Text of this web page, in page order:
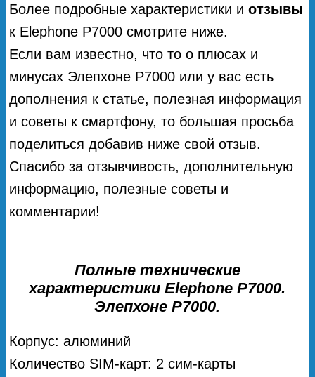
Более подробные характеристики иотзывы
к Elephone P7000 смотрите ниже.
Если вам известно, что то о плюсах и
минусах Элепхоне Р7000 или у вас есть
дополнения к статье, полезная информация
и советы к смартфону, то большая просьба
поделиться добавив ниже свой отзыв.
Спасибо за отзывчивость, дополнительную
информацию, полезные советы и
комментарии!
Полные технические
характеристики Elephone P7000.
Элепхоне Р7000.
Корпус: алюминий
Количество SIM-карт: 2 сим-карты